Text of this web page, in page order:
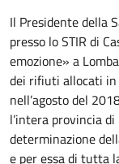
Il Presidente della
presso lo STIR di
emozione» a
dei rifiuti allocati in
nell’agosto del
l’intera provincia
determinazione
e per essa di tutta